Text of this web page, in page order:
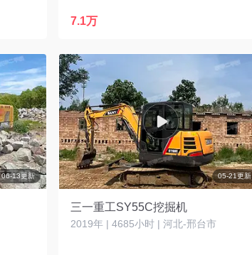
7.1万
06-13更新 05-21更新
三一重工SY55C挖掘机
2019年 | 4685小时 | 河北-邢台市